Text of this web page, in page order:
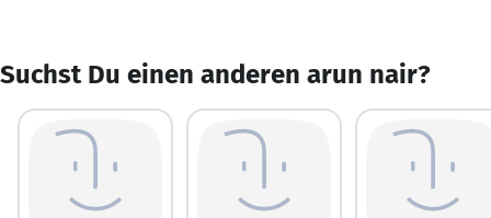
Suchst Du einen anderen arun nair?